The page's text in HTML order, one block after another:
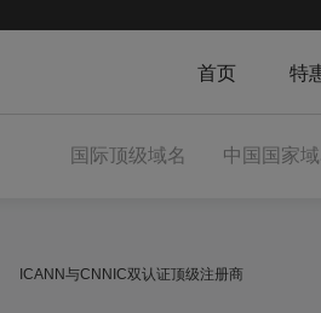
首页 特
国际顶级域名 中国国家域
ICANN与CNNIC双认证顶级注册商